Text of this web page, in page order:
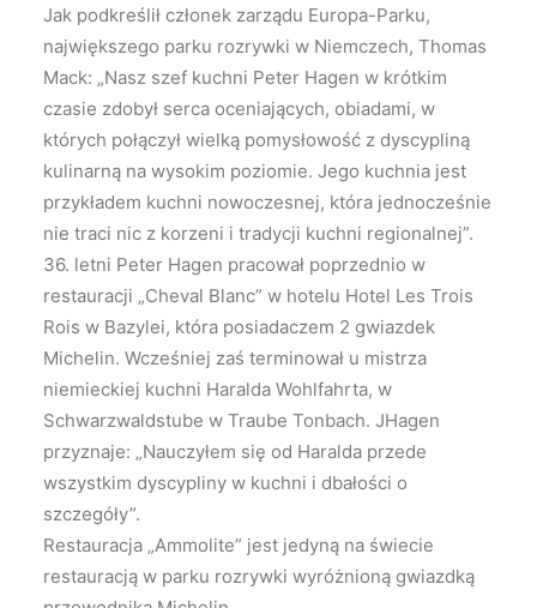
Jak podkreślił członek zarządu Europa-Parku,
największego parku rozrywki w Niemczech, Thomas
Mack: „Nasz szef kuchni Peter Hagen w krótkim
czasie zdobył serca oceniających, obiadami, w
których połączył wielką pomysłowość z dyscypliną
kulinarną na wysokim poziomie. Jego kuchnia jest
przykładem kuchni nowoczesnej, która jednocześnie
nie traci nic z korzeni i tradycji kuchni regionalnej”.
36. letni Peter Hagen pracował poprzednio w
restauracji „Cheval Blanc” w hotelu Hotel Les Trois
Rois w Bazylei, która posiadaczem 2 gwiazdek
Michelin. Wcześniej zaś terminował u mistrza
niemieckiej kuchni Haralda Wohlfahrta, w
Schwarzwaldstube w Traube Tonbach. JHagen
przyznaje: „Nauczyłem się od Haralda przede
wszystkim dyscypliny w kuchni i dbałości o
szczegóły”.
Restauracja „Ammolite” jest jedyną na świecie
restauracją w parku rozrywki wyróżnioną gwiazdką